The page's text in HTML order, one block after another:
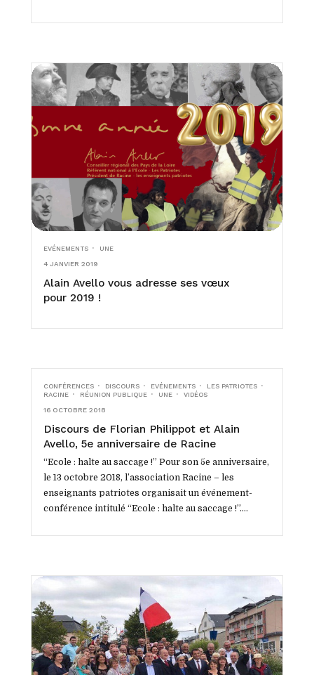
EVÉNEMENTS
UNE
4 JANVIER 2019
Alain Avello vous adresse ses vœux
pour 2019 !
CONFÉRENCES DISCOURS EVÉNEMENTS
LES PATRIOTES
RACINE
RÉUNION PUBLIQUE UNE
VIDÉOS
16 OCTOBRE 2018
Discours de Florian Philippot et Alain
Avello, 5e anniversaire de Racine
(13.10.18)
“Ecole : halte au saccage !” Pour son 5e anniversaire,
le 13 octobre 2018, l’association Racine – les
enseignants patriotes organisait un événement-
conférence intitulé “Ecole : halte au saccage !”....